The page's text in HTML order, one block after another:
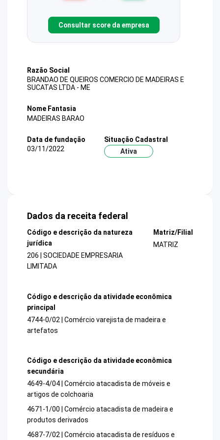
Consultar score da empresa
Razão Social
BRANDAO DE QUEIROS COMERCIO DE MADEIRAS E
SUCATAS LTDA - ME
Nome Fantasia
MADEIRAS BARAO
Data de fundação
03/11/2022
Situação Cadastral
Ativa
Dados da receita federal
Código e descrição da natureza
jurídica
206 | SOCIEDADE EMPRESARIA
LIMITADA
Matriz/Filial
MATRIZ
Código e descrição da atividade econômica
principal
4744-0/02 | Comércio varejista de madeira e
artefatos
Código e descrição da atividade econômica
secundária
4649-4/04 | Comércio atacadista de móveis e
artigos de colchoaria
4671-1/00 | Comércio atacadista de madeira e
produtos derivados
4687-7/02 | Comércio atacadista de resíduos e